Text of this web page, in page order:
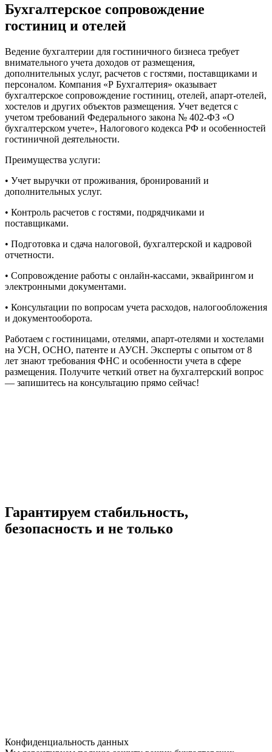
Бухгалтерское сопровождение
гостиниц и отелей
Ведение бухгалтерии для гостиничного бизнеса требует
внимательного учета доходов от размещения,
дополнительных услуг, расчетов с гостями, поставщиками и
персоналом. Компания «Р Бухгалтерия» оказывает
бухгалтерское сопровождение гостиниц, отелей, апарт-отелей,
хостелов и других объектов размещения. Учет ведется с
учетом требований Федерального закона № 402-ФЗ «О
бухгалтерском учете», Налогового кодекса РФ и особенностей
гостиничной деятельности.
Преимущества услуги:
• Учет выручки от проживания, бронирований и
дополнительных услуг.
• Контроль расчетов с гостями, подрядчиками и
поставщиками.
• Подготовка и сдача налоговой, бухгалтерской и кадровой
отчетности.
• Сопровождение работы с онлайн-кассами, эквайрингом и
электронными документами.
• Консультации по вопросам учета расходов, налогообложения
и документооборота.
Работаем с гостиницами, отелями, апарт-отелями и хостелами
на УСН, ОСНО, патенте и АУСН. Эксперты с опытом от 8
лет знают требования ФНС и особенности учета в сфере
размещения. Получите четкий ответ на бухгалтерский вопрос
— запишитесь на консультацию прямо сейчас!
Гарантируем стабильность,
безопасность и не только
Конфиденциальность данных